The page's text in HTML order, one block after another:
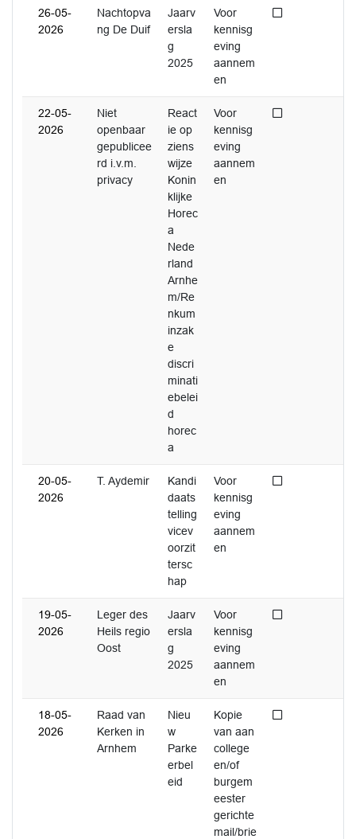
26-05-
2026
Nachtopva
ng De Duif
Jaarv
ersla
g
2025
Voor
kennisg
eving
aannem
en
Niet afgedaan
22-05-
2026
Niet
openbaar
gepublicee
rd i.v.m.
privacy
React
ie op
ziens
wijze
Konin
klijke
Horec
a
Nede
rland
Arnhe
m/Re
nkum
inzak
e
discri
minati
ebelei
d
horec
a
Voor
kennisg
eving
aannem
en
Niet afgedaan
20-05-
2026
T. Aydemir
Kandi
daats
telling
vicev
oorzit
tersc
hap
Voor
kennisg
eving
aannem
en
Niet afgedaan
19-05-
2026
Leger des
Heils regio
Oost
Jaarv
ersla
g
2025
Voor
kennisg
eving
aannem
en
Niet afgedaan
18-05-
2026
Raad van
Kerken in
Arnhem
Nieu
w
Parke
erbel
eid
Kopie
van aan
college
en/of
burgem
eester
gerichte
mail/brie
Niet afgedaan